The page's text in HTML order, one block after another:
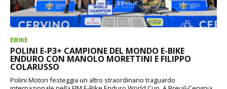
EBIKE
POLINI E-P3+ CAMPIONE DEL MONDO E-BIKE
ENDURO CON MANOLO MORETTINI E FILIPPO
COLARUSSO
Polini Motori festeggia un altro straordinario traguardo